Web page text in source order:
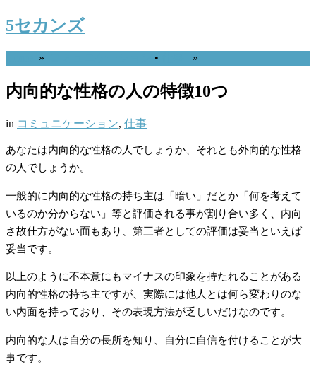
5セカンズ
» • »
内向的な性格の人の特徴10つ
in コミュニケーション, 仕事
あなたは内向的な性格の人でしょうか、それとも外向的な性格
の人でしょうか。
一般的に内向的な性格の持ち主は「暗い」だとか「何を考えて
いるのか分からない」等と評価される事が割り合い多く、内向
さ故仕方がない面もあり、第三者としての評価は妥当といえば
妥当です。
以上のように不本意にもマイナスの印象を持たれることがある
内向的性格の持ち主ですが、実際には他人とは何ら変わりのな
い内面を持っており、その表現方法が乏しいだけなのです。
内向的な人は自分の長所を知り、自分に自信を付けることが大
事です。